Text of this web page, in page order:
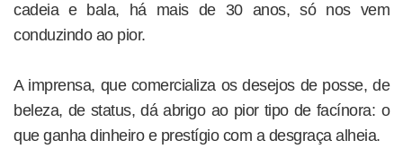
cadeia e bala, há mais de 30 anos, só nos vem
conduzindo ao pior.
A imprensa, que comercializa os desejos de posse, de
beleza, de status, dá abrigo ao pior tipo de facínora: o
que ganha dinheiro e prestígio com a desgraça alheia.